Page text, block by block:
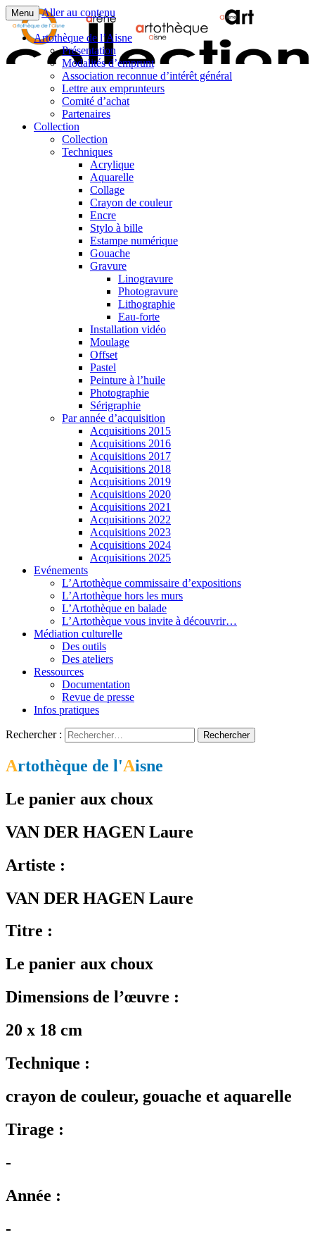
Menu Aller au contenu
Artothèque de l’Aisne
Présentation
Modalités d’emprunt
Association reconnue d’intérêt général
Lettre aux emprunteurs
Comité d’achat
Partenaires
Collection
Collection
Techniques
Acrylique
Aquarelle
Collage
Crayon de couleur
Encre
Stylo à bille
Estampe numérique
Gouache
Gravure
Linogravure
Photogravure
Lithographie​
Eau-forte
Installation vidéo
Moulage
Offset
Pastel
Peinture à l’huile
Photographie
Sérigraphie
Par année d’acquisition
Acquisitions 2015
Acquisitions 2016
Acquisitions 2017
Acquisitions 2018
Acquisitions 2019
Acquisitions 2020
Acquisitions 2021
Acquisitions 2022
Acquisitions 2023
Acquisitions 2024
Acquisitions 2025
Evénements
L’Artothèque commissaire d’expositions
L’Artothèque hors les murs
L’Artothèque en balade
L’Artothèque vous invite à découvrir…
Médiation culturelle
Des outils
Des ateliers
Ressources
Documentation
Revue de presse
Infos pratiques
Rechercher :
Artothèque de l'Aisne
L'art s'invite chez vous…
Artothèque de l'Aisne
Le panier aux choux
VAN DER HAGEN Laure
Artiste :
VAN DER HAGEN Laure
Titre :
Le panier aux choux
Dimensions de l’œuvre :
20 x 18 cm
Technique :
crayon de couleur, gouache et aquarelle
Tirage :
-
Année :
-